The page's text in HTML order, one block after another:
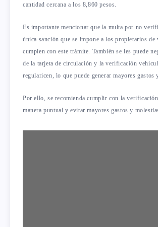
cantidad cercana a los 8,860 pesos.
Es importante mencionar que la multa por no
única sanción que se impone a los propietarios de
cumplen con este trámite. También se les puede
de la tarjeta de circulación y la verificación
regularicen, lo que puede generar mayores gastos
Por ello, se recomienda cumplir con la
manera puntual y evitar mayores gastos y